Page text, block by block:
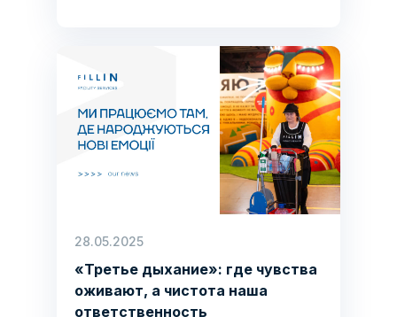
28.05.2025
«Третье дыхание»: где чувства
оживают, а чистота наша
ответственность